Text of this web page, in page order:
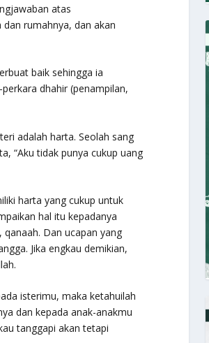
atas
rumahnya, dan akan
baik sehingga ia
dhahir (penampilan,
adalah harta. Seolah sang
“Aku tidak punya cukup uang
harta yang cukup untuk
hal itu kepadanya
Dan ucapan yang
Jika engkau demikian,
isterimu, maka ketahuilah
dan kepada anak-anakmu
tanggapi akan tetapi